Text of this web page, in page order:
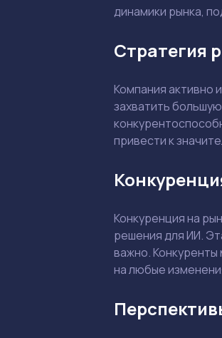
динамики рынка,
Стратегия
Компания активно
захватить
привести к
Конкуренция на
решения для ИИ.
важно.
на любые